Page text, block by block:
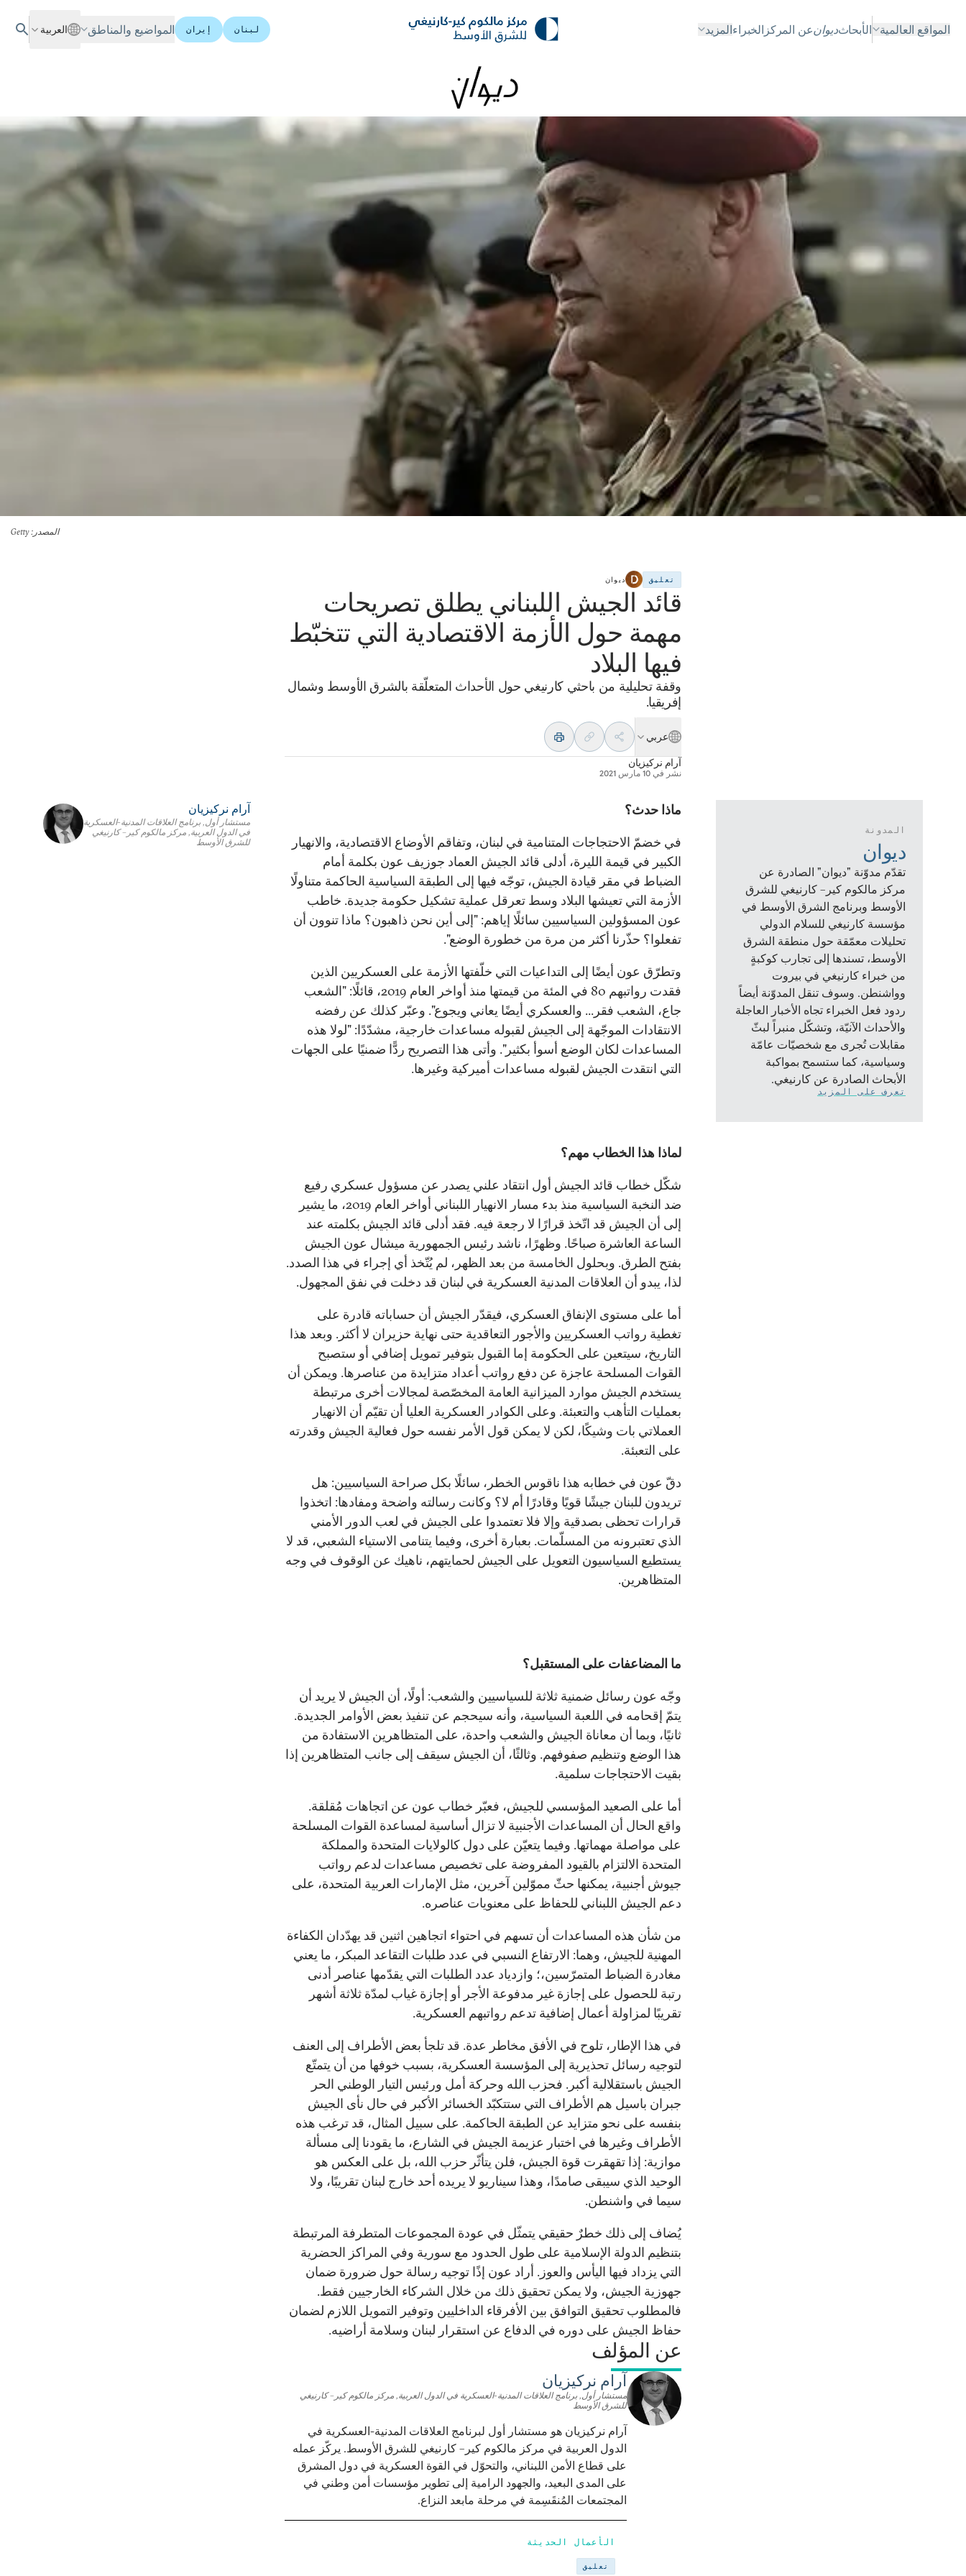
المواقع العالمية الأبحاثديوانعن المركز الخبراءالمزيد لبنان إيران المواضيع والمناطق العربية
المصدر : Getty
تعليق ديوان
قائد الجيش اللبناني يطلق تصريحات
مهمة حول الأزمة الاقتصادية التي تتخبّط
فيها البلاد
وقفة تحليلية من باحثي كارنيغي حول الأحداث المتعلّقة بالشرق الأوسط وشمال
إفريقيا.
عربي
آرام نركيزيان
نشر في 10 مارس 2021
المدونة
ديوان
تقدّم مدوّنة "ديوان" الصادرة عن
مركز مالكوم كير– كارنيغي للشرق
الأوسط وبرنامج الشرق الأوسط في
مؤسسة كارنيغي للسلام الدولي
تحليلات معمّقة حول منطقة الشرق
الأوسط، تسندها إلى تجارب كوكبةٍ
من خبراء كارنيغي في بيروت
وواشنطن. وسوف تنقل المدوّنة أيضاً
ردود فعل الخبراء تجاه الأخبار العاجلة
والأحداث الآنيّة، وتشكّل منبراً لبثّ
مقابلات تُجرى مع شخصيّات عامّة
وسياسية، كما ستسمح بمواكبة
الأبحاث الصادرة عن كارنيغي.
تعرف على المزيد
ماذا حدث؟
في خضمّ الاحتجاجات المتنامية في لبنان، وتفاقم الأوضاع الاقتصادية، والانهيار
الكبير في قيمة الليرة، أدلى قائد الجيش العماد جوزيف عون بكلمة أمام
الضباط في مقر قيادة الجيش، توجّه فيها إلى الطبقة السياسية الحاكمة متناولًا
الأزمة التي تعيشها البلاد وسط تعرقل عملية تشكيل حكومة جديدة. خاطب
عون المسؤولين السياسيين سائلًا إياهم: "إلى أين نحن ذاهبون؟ ماذا تنوون أن
تفعلوا؟ حذّرنا أكثر من مرة من خطورة الوضع".
وتطرّق عون أيضًا إلى التداعيات التي خلّفتها الأزمة على العسكريين الذين
فقدت رواتبهم 80 في المئة من قيمتها منذ أواخر العام 2019، قائلًا: "الشعب
جاع، الشعب فقر... والعسكري أيضًا يعاني ويجوع". وعبّر كذلك عن رفضه
الانتقادات الموجّهة إلى الجيش لقبوله مساعدات خارجية، مشدّدًا: "لولا هذه
المساعدات لكان الوضع أسوأ بكثير". وأتى هذا التصريح ردًّا ضمنيًا على الجهات
التي انتقدت الجيش لقبوله مساعدات أميركية وغيرها.
لماذا هذا الخطاب مهم؟
شكّل خطاب قائد الجيش أول انتقاد علني يصدر عن مسؤول عسكري رفيع
ضد النخبة السياسية منذ بدء مسار الانهيار اللبناني أواخر العام 2019، ما يشير
إلى أن الجيش قد اتّخذ قرارًا لا رجعة فيه. فقد أدلى قائد الجيش بكلمته عند
الساعة العاشرة صباحًا. وظهرًا، ناشد رئيس الجمهورية ميشال عون الجيش
بفتح الطرق. وبحلول الخامسة من بعد الظهر، لم يُتّخذ أي إجراء في هذا الصدد.
لذا، يبدو أن العلاقات المدنية العسكرية في لبنان قد دخلت في نفق المجهول.
أما على مستوى الإنفاق العسكري، فيقدّر الجيش أن حساباته قادرة على
تغطية رواتب العسكريين والأجور التعاقدية حتى نهاية حزيران لا أكثر. وبعد هذا
التاريخ، سيتعين على الحكومة إما القبول بتوفير تمويل إضافي أو ستصبح
القوات المسلحة عاجزة عن دفع رواتب أعداد متزايدة من عناصرها. ويمكن أن
يستخدم الجيش موارد الميزانية العامة المخصّصة لمجالات أخرى مرتبطة
بعمليات التأهب والتعبئة. وعلى الكوادر العسكرية العليا أن تقيّم أن الانهيار
العملاتي بات وشيكًا، لكن لا يمكن قول الأمر نفسه حول فعالية الجيش وقدرته
على التعبئة.
دقّ عون في خطابه هذا ناقوس الخطر، سائلًا بكل صراحة السياسيين: هل
تريدون للبنان جيشًا قويًا وقادرًا أم لا؟ وكانت رسالته واضحة ومفادها: اتخذوا
قرارات تحظى بصدقية وإلا فلا تعتمدوا على الجيش في لعب الدور الأمني
الذي تعتبرونه من المسلّمات. بعبارة أخرى، وفيما يتنامى الاستياء الشعبي، قد لا
يستطيع السياسيون التعويل على الجيش لحمايتهم، ناهيك عن الوقوف في وجه
المتظاهرين.
ما المضاعفات على المستقبل؟
وجّه عون رسائل ضمنية ثلاثة للسياسيين والشعب: أولًا، أن الجيش لا يريد أن
يتمّ إقحامه في اللعبة السياسية، وأنه سيحجم عن تنفيذ بعض الأوامر الجديدة.
ثانيًا، وبما أن معاناة الجيش والشعب واحدة، على المتظاهرين الاستفادة من
هذا الوضع وتنظيم صفوفهم. وثالثًا، أن الجيش سيقف إلى جانب المتظاهرين إذا
بقيت الاحتجاجات سلمية.
أما على الصعيد المؤسسي للجيش، فعبّر خطاب عون عن اتجاهات مُقلقة.
واقع الحال أن المساعدات الأجنبية لا تزال أساسية لمساعدة القوات المسلحة
على مواصلة مهماتها. وفيما يتعيّن على دول كالولايات المتحدة والمملكة
المتحدة الالتزام بالقيود المفروضة على تخصيص مساعدات لدعم رواتب
جيوش أجنبية، يمكنها حثّ مموّلين آخرين، مثل الإمارات العربية المتحدة، على
دعم الجيش اللبناني للحفاظ على معنويات عناصره.
من شأن هذه المساعدات أن تسهم في احتواء اتجاهين اثنين قد يهدّدان الكفاءة
المهنية للجيش، وهما: الارتفاع النسبي في عدد طلبات التقاعد المبكر، ما يعني
مغادرة الضباط المتمرّسين،؛ وازدياد عدد الطلبات التي يقدّمها عناصر أدنى
رتبة للحصول على إجازة غير مدفوعة الأجر أو إجازة غياب لمدّة ثلاثة أشهر
تقريبًا لمزاولة أعمال إضافية تدعم رواتبهم العسكرية.
في هذا الإطار، تلوح في الأفق مخاطر عدة. قد تلجأ بعض الأطراف إلى العنف
لتوجيه رسائل تحذيرية إلى المؤسسة العسكرية، بسبب خوفها من أن يتمتّع
الجيش باستقلالية أكبر. فحزب الله وحركة أمل ورئيس التيار الوطني الحر
جبران باسيل هم الأطراف التي ستتكبّد الخسائر الأكبر في حال نأى الجيش
بنفسه على نحو متزايد عن الطبقة الحاكمة. على سبيل المثال، قد ترغب هذه
الأطراف وغيرها في اختبار عزيمة الجيش في الشارع، ما يقودنا إلى مسألة
موازية: إذا تقهقرت قوة الجيش، فلن يتأثّر حزب الله، بل على العكس هو
الوحيد الذي سيبقى صامدًا، وهذا سيناريو لا يريده أحد خارج لبنان تقريبًا، ولا
سيما في واشنطن.
يُضاف إلى ذلك خطرٌ حقيقي يتمثّل في عودة المجموعات المتطرفة المرتبطة
بتنظيم الدولة الإسلامية على طول الحدود مع سورية وفي المراكز الحضرية
التي يزداد فيها اليأس والعوز. أراد عون إذًا توجيه رسالة حول ضرورة ضمان
جهوزية الجيش، ولا يمكن تحقيق ذلك من خلال الشركاء الخارجيين فقط.
فالمطلوب تحقيق التوافق بين الأفرقاء الداخليين وتوفير التمويل اللازم لضمان
حفاظ الجيش على دوره في الدفاع عن استقرار لبنان وسلامة أراضيه.
عن المؤلف
آرام نركيزيان
مستشار أول, برنامج العلاقات المدنية-العسكرية في الدول العربية, مركز مالكوم كير– كارنيغي
للشرق الأوسط
آرام نركيزيان هو مستشار أول لبرنامج العلاقات المدنية-العسكرية في
الدول العربية في مركز مالكوم كير– كارنيغي للشرق الأوسط. يركّز عمله
على قطاع الأمن اللبناني، والتحوّل في القوة العسكرية في دول المشرق
على المدى البعيد، والجهود الرامية إلى تطوير مؤسسات أمن وطني في
المجتمعات المُنقَسِمة في مرحلة مابعد النزاع.
الأعمال الحديثة
تعليق
آرام نركيزيان
مستشار أول, برنامج العلاقات المدنية-العسكرية
في الدول العربية, مركز مالكوم كير– كارنيغي
للشرق الأوسط